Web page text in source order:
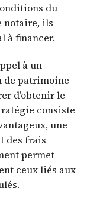
du
notaire, ils
à financer.
à un
de patrimoine
d’obtenir le
consiste
une
des frais
permet
ceux liés aux